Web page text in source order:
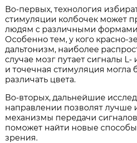
Во-первых, технология
стимуляции колбочек может
людям с различными формами
Особенно тем, у кого красно-
дальтонизм, наиболее
случае мозг путает сигналы L-
и точечная стимуляция могла
различать цвета.
Во-вторых, дальнейшие
направлении позволят лучше
механизмы передачи сигналов
поможет найти новые
зрения.